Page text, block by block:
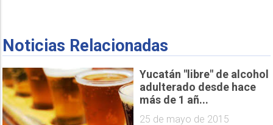
Noticias Relacionadas
Yucatán "libre" de alcohol
adulterado desde hace
más de 1 añ...
25 de mayo de 2015